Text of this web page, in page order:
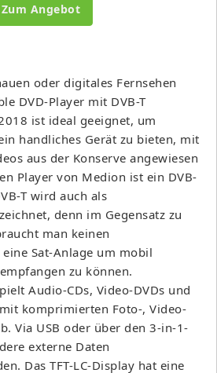
Zum Angebot
oder digitales Fernsehen
DVD-Player mit DVB-T
ist ideal geeignet, um
handliches Gerät zu bieten, mit
aus der Konserve angewiesen
Player von Medion ist ein DVB-
T wird auch als
denn im Gegensatz zu
man keinen
Sat-Anlage um mobil
zu können.
Audio-CDs, Video-DVDs und
komprimierten Foto-, Video-
Via USB oder über den 3-in-1-
externe Daten
Das TFT-LC-Display hat eine